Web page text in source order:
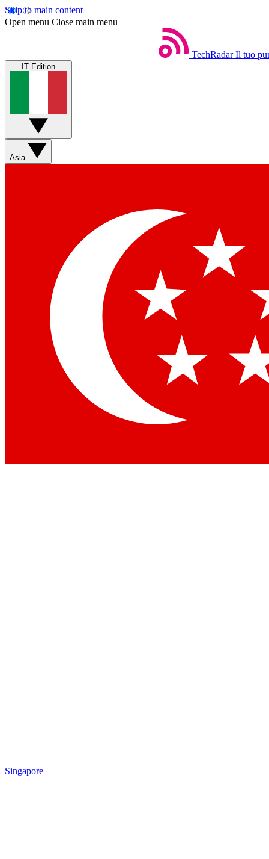
Skip to main content
Open menu Close main menu
TechRadar Il tuo
IT Edition
Asia
Singapore